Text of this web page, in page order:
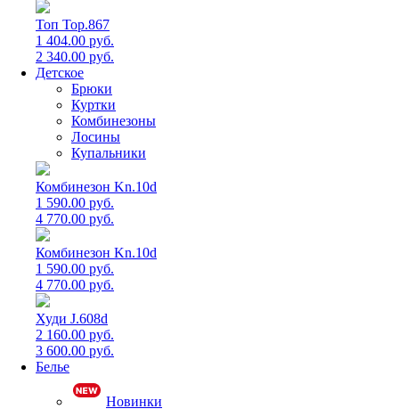
Топ Top.867
1 404.00 руб.
2 340.00 руб.
Детское
Брюки
Куртки
Комбинезоны
Лосины
Купальники
Комбинезон Kn.10d
1 590.00 руб.
4 770.00 руб.
Комбинезон Kn.10d
1 590.00 руб.
4 770.00 руб.
Худи J.608d
2 160.00 руб.
3 600.00 руб.
Белье
Новинки